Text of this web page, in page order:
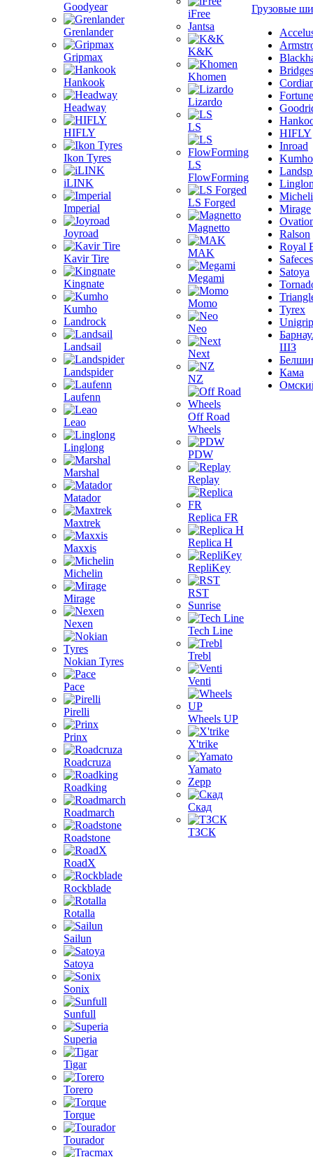
Goodyear
Grenlander
Gripmax
Hankook
Headway
HIFLY
Ikon Tyres
iLINK
Imperial
Joyroad
Kavir Tire
Kingnate
Kumho
Landrock
Landsail
Landspider
Laufenn
Leao
Linglong
Marshal
Matador
Maxtrek
Maxxis
Michelin
Mirage
Nexen
Nokian Tyres
Pace
Pirelli
Prinx
Roadcruza
Roadking
Roadmarch
Roadstone
RoadX
Rockblade
Rotalla
Sailun
Satoya
Sonix
Sunfull
Superia
Tigar
Torero
Torque
Tourador
iFree
Jantsa
K&K
Khomen
Lizardo
LS
LS
FlowForming
LS Forged
Magnetto
MAK
Megami
Momo
Neo
Next
NZ
Off Road
Wheels
PDW
Replay
Replica FR
Replica H
RepliKey
RST
Sunrise
Tech Line
Trebl
Venti
Wheels UP
X'trike
Yamato
Zepp
Скад
ТЗСК
Грузовые
Fortune
HIFLY
Inroad
Kumho
Mirage
Ralson
Royal
Satoya
Tyrex
Unigrip
ШЗ
Кама